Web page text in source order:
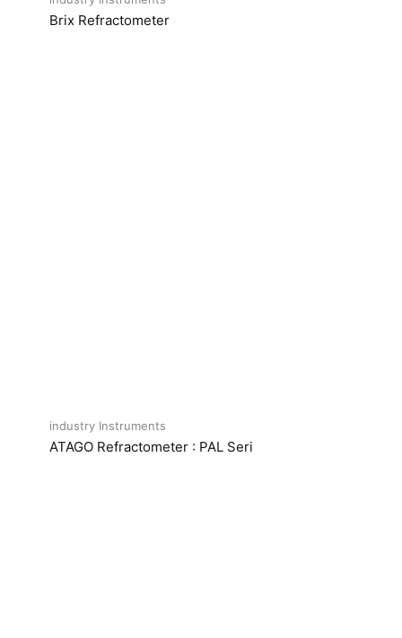
Brix Refractometer
industry Instruments
ATAGO Refractometer : PAL Seri